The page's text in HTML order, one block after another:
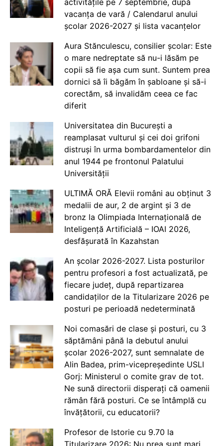
activitățile pe 7 septembrie, după
vacanța de vară / Calendarul anului
școlar 2026-2027 și lista vacanțelor
Aura Stănculescu, consilier școlar: Este
o mare nedreptate să nu-i lăsăm pe
copii să fie așa cum sunt. Suntem prea
dornici să îi băgăm în șabloane și să-i
corectăm, să invalidăm ceea ce fac
diferit
Universitatea din București a
reamplasat vulturul și cei doi grifoni
distruși în urma bombardamentelor din
anul 1944 pe frontonul Palatului
Universității
ULTIMĂ ORĂ Elevii români au obținut 3
medalii de aur, 2 de argint și 3 de
bronz la Olimpiada Internațională de
Inteligență Artificială – IOAI 2026,
desfășurată în Kazahstan
An școlar 2026-2027. Lista posturilor
pentru profesori a fost actualizată, pe
fiecare județ, după repartizarea
candidaților de la Titularizare 2026 pe
posturi pe perioadă nedeterminată
Noi comasări de clase și posturi, cu 3
săptămâni până la debutul anului
școlar 2026-2027, sunt semnalate de
Alin Badea, prim-vicepreședinte USLI
Gorj: Ministerul o comite grav de tot.
Ne sună directorii disperați că oamenii
rămân fără posturi. Ce se întâmplă cu
învățătorii, cu educatorii?
Profesor de Istorie cu 9.70 la